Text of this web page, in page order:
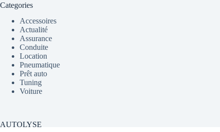
Categories
Accessoires
Actualité
Assurance
Conduite
Location
Pneumatique
Prêt auto
Tuning
Voiture
AUTOLYSE